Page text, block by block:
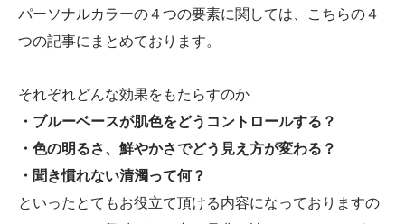
パーソナルカラーの４つの要素に関しては、こちらの４
つの記事にまとめております。
それぞれどんな効果をもたらすのか
・ブルーベースが肌色をどうコントロールする？
・色の明るさ、鮮やかさでどう見え方が変わる？
・聞き慣れない清濁って何？
といったとてもお役立て頂ける内容になっておりますの